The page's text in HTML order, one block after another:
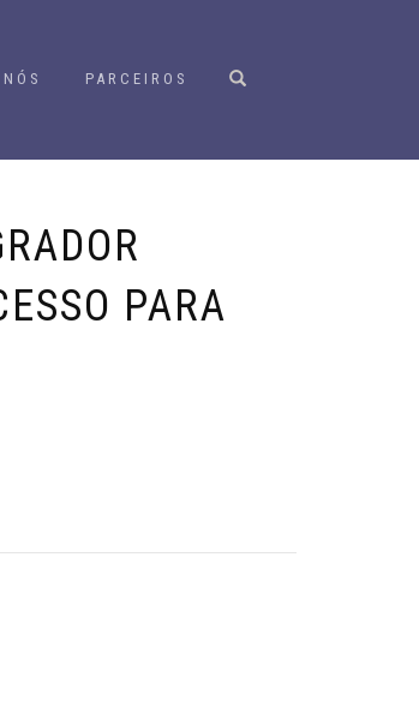
PARCEIROS
PARA